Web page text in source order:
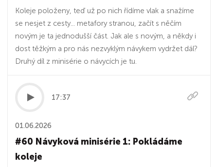
Koleje položeny, teď už po nich řídíme vlak a snažíme
se nesjet z cesty... metafory stranou, začít s něčím
novým je ta jednodušší část. Jak ale s novým, a někdy i
dost těžkým a pro nás nezvyklým návykem vydržet dál?
Druhý díl z minisérie o návycích je tu.
17:37
01.06.2026
#60 Návyková minisérie 1: Pokládáme
koleje